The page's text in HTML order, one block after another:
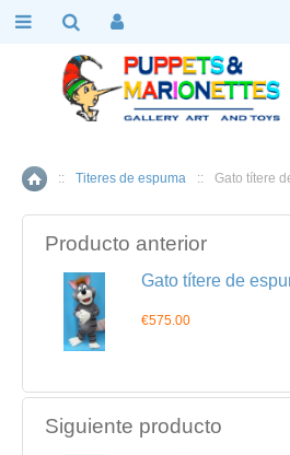
Inicio
:: Titeres de espuma :: Gato títere
Producto anterior
Gato títere de
€575.00
Siguiente producto